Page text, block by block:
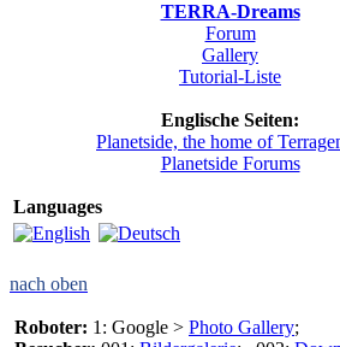
TERRA-Dreams
Forum
Gallery
Tutorial-Liste
Englische Seiten:
Planetside, the home of
Planetside Forums
Languages
nach oben
Roboter: 1: Google > Photo Gallery;